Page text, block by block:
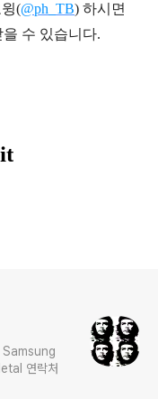
(@ph_TB) 하시면
수 있습니다.
Samsung
연락처